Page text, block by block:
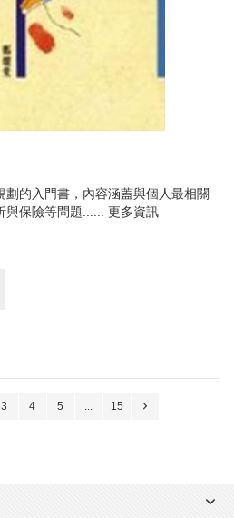
的入門書，內容涵蓋與個人最相關
與保險等問題...... 更多資訊
3 4 5 ... 15